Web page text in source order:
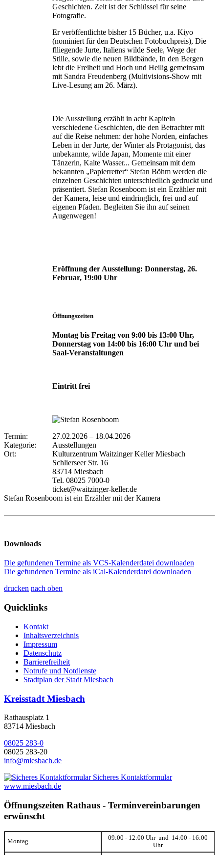
Geschichten. Zeit ist der Schlüssel für seine
Fotografie.
Er veröffentlichte bisher 15 Bücher, u.a. Kiyo
(nominiert für den Deutschen Fotobuchpreis), Die
flliegende Jurte, Italiens wilde Seele, Wege der
Stille, sowie die neuen Bildbände, In den Bergen
lebt die Freiheit und Hoch und Heilig gemeinsam
mit Sandra Freudenberg (Multivisions-Show mit
Live-Lesung am 26. März).
Die Ausstellung erzählt in acht Kapiteln
verschiedene Geschichten, die den Betrachter mit
auf die Reise nehmen: der hohe Norden, einfaches
Leben in der Jurte, der Winter als Protagonist, das
unbekannte, wilde Japan, Momente mit einer
Tänzerin, Kalte Wasser... Gemeinsam mit dem
bekannten „Papierretter“ Stefan Böhm werden die
einzelnen Geschichten unterschiedlich gedruckt und
präsentiert. Stefan Rosenboom ist ein Erzähler mit
der Kamera, leise und eindringlich, frei und auf
eigenen Pfaden. Begleiten Sie ihn auf seinen
Augenwegen!
Eröffnung der Ausstellung: Donnerstag, 26.
Februar, 19:00 Uhr
Öffnungszeiten
Montag bis Freitag von 9:00 bis 13:00 Uhr,
Donnerstag von 14:00 bis 16:00 Uhr und bei
Saal-Veranstaltungen
Eintritt frei
Termin: 27.02.2026 – 18.04.2026
Kategorie:
Ausstellungen
Ort:
Kulturzentrum Waitzinger Keller Miesbach
Schlierseer Str. 16
83714 Miesbach
Tel. 08025 7000-0
ticket@waitzinger-keller.de
Stefan Rosenboom ist ein Erzähler mit der Kamera
Downloads
Die gefundenen Termine als VCS-Kalenderdatei downloaden
Die gefundenen Termine als iCal-Kalenderdatei downloaden
drucken nach oben
Quicklinks
Kontakt
Inhaltsverzeichnis
Impressum
Datenschutz
Barrierefreiheit
Notrufe und Notdienste
Stadtplan der Stadt Miesbach
Kreisstadt Miesbach
Rathausplatz 1
83714 Miesbach
08025 283-0
08025 283-20
info@miesbach.de
Sicheres Kontaktformular
www.miesbach.de
Öffnungszeiten Rathaus - Terminvereinbarungen
erwünscht
Montag
09:00 - 12:00 Uhr und 14:00 - 16:00
Uhr